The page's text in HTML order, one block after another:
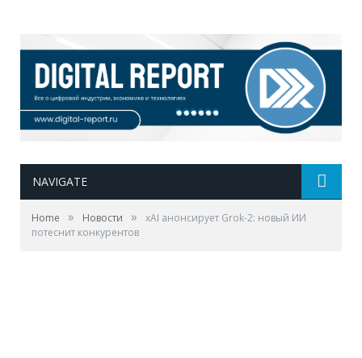
NAVIGATE
Home » Новости »
xAI анонсирует Grok-2: новый ИИ
потеснит конкурентов